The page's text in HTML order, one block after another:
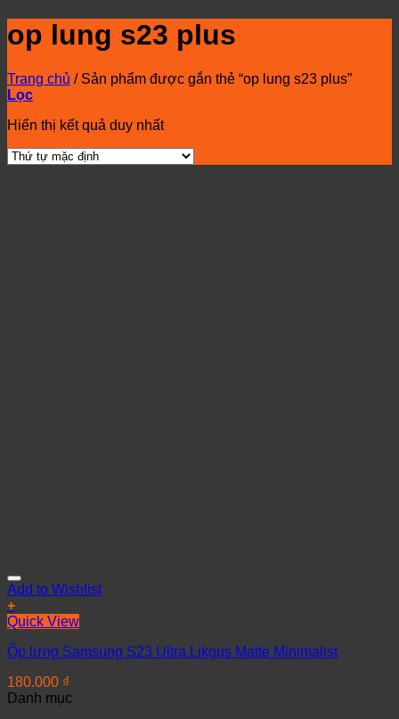
op lung s23 plus
Trang chủ /Sản phẩm được gắn thẻ “op lung s23 plus”
Lọc
Hiển thị kết quả duy nhất
Add to Wishlist
+
Quick View
Ốp lưng Samsung S23 Ultra Likgus Matte Minimalist
180.000 ₫
Danh mục